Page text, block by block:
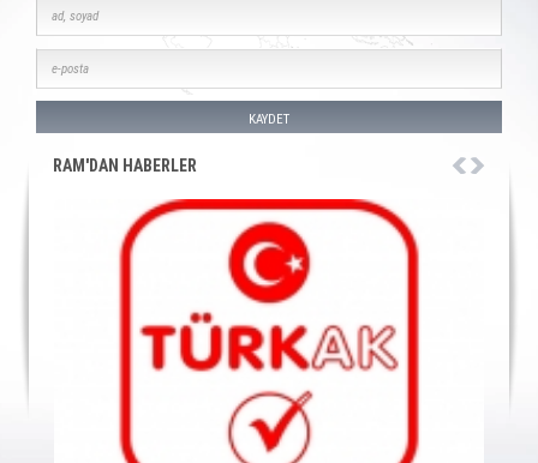
KAYDET
RAM'DAN HABERLER